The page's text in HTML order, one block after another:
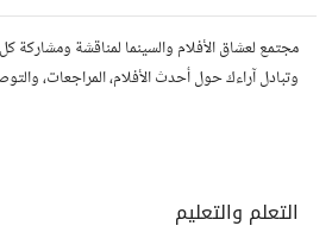
مجتمع لعشاق الأفلام والسينما لمناقشة ومشاركة
وتبادل آراءك حول أحدث الأفلام، المراجعات،
قصصك، واستمتع بنقاشات حول الأفلام
التعلم والتعليم